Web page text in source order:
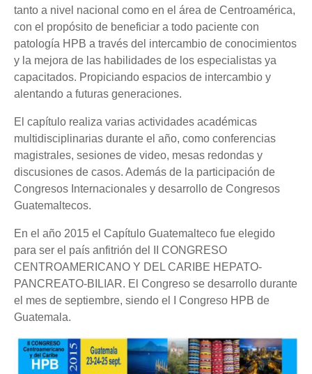
tanto a nivel nacional como en el área de Centroamérica,
con el propósito de beneficiar a todo paciente con
patología HPB a través del intercambio de conocimientos
y la mejora de las habilidades de los especialistas ya
capacitados. Propiciando espacios de intercambio y
alentando a futuras generaciones.
El capítulo realiza varias actividades académicas
multidisciplinarias durante el año, como conferencias
magistrales, sesiones de video, mesas redondas y
discusiones de casos. Además de la participación de
Congresos Internacionales y desarrollo de Congresos
Guatemaltecos.
En el año 2015 el Capítulo Guatemalteco fue elegido
para ser el país anfitrión del II CONGRESO
CENTROAMERICANO Y DEL CARIBE HEPATO-
PANCREATO-BILIAR. El Congreso se desarrollo durante
el mes de septiembre, siendo el I Congreso HPB de
Guatemala.